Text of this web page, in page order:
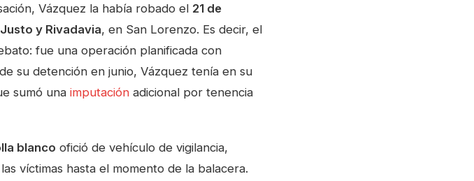
Vázquez la había robado el 21 de
y Rivadavia, en San Lorenzo. Es decir, el
fue una operación planificada con
su detención en junio, Vázquez tenía en su
sumó una imputación adicional por tenencia
blanco ofició de vehículo de vigilancia,
víctimas hasta el momento de la balacera.